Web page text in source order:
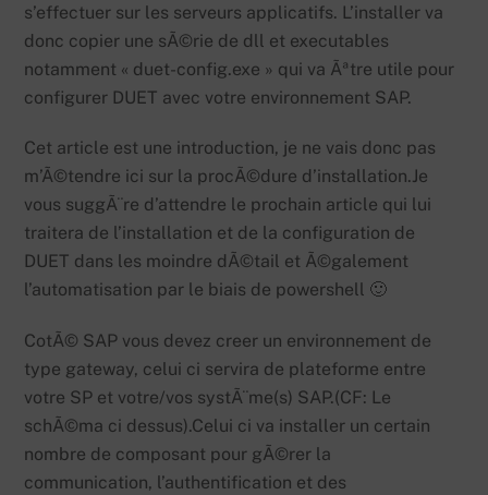
s’effectuer sur les serveurs applicatifs. L’installer va
donc copier une sÃ©rie de dll et executables
notamment « duet-config.exe » qui va Ãªtre utile pour
configurer DUET avec votre environnement SAP.
Cet article est une introduction, je ne vais donc pas
m’Ã©tendre ici sur la procÃ©dure d’installation.Je
vous suggÃ¨re d’attendre le prochain article qui lui
traitera de l’installation et de la configuration de
DUET dans les moindre dÃ©tail et Ã©galement
l’automatisation par le biais de powershell 🙂
CotÃ© SAP vous devez creer un environnement de
type gateway, celui ci servira de plateforme entre
votre SP et votre/vos systÃ¨me(s) SAP.(CF: Le
schÃ©ma ci dessus).Celui ci va installer un certain
nombre de composant pour gÃ©rer la
communication, l’authentification et des